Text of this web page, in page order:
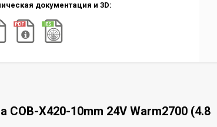
документация и 3D:
X420-10mm 24V Warm2700 (4.8